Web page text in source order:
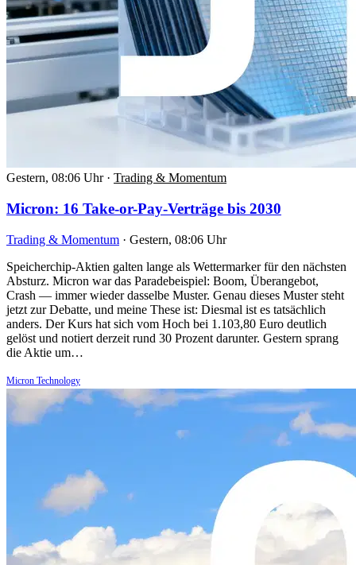
Gestern, 08:06 Uhr · Trading & Momentum
Micron: 16 Take-or-Pay-Verträge bis 2030
Trading & Momentum · Gestern, 08:06 Uhr
Speicherchip-Aktien galten lange als Wettermarker für den nächsten
Absturz. Micron war das Paradebeispiel: Boom, Überangebot,
Crash — immer wieder dasselbe Muster. Genau dieses Muster steht
jetzt zur Debatte, und meine These ist: Diesmal ist es tatsächlich
anders. Der Kurs hat sich vom Hoch bei 1.103,80 Euro deutlich
gelöst und notiert derzeit rund 30 Prozent darunter. Gestern sprang
die Aktie um…
Micron Technology